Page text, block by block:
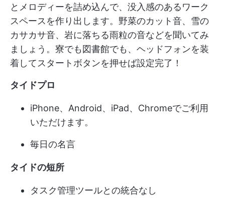
とメロディーを詰め込んで、没入感のあるワーク
スペースを作り出します。野菜のカット音、雪の
カサカサ音、岩に落ちる雨粒の音などを聞いてみ
ましょう。寮でも図書館でも、ヘッドフォンを装
着してスタートボタンを押せば設定完了！
タイドプロ
iPhone、Android、iPad、Chromeでご利用
いただけます。
毎日の名言
タイドの短所
タスク管理ツールとの統合なし